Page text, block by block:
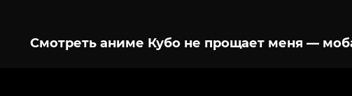
Смотреть аниме Кубо не прощает меня —